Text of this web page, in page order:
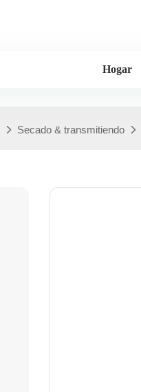
Hogar
Secado & transmitiendo